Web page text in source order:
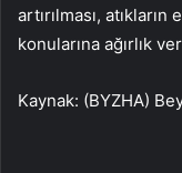
artırılması,
konularına ağırlık
Kaynak: (BYZHA)